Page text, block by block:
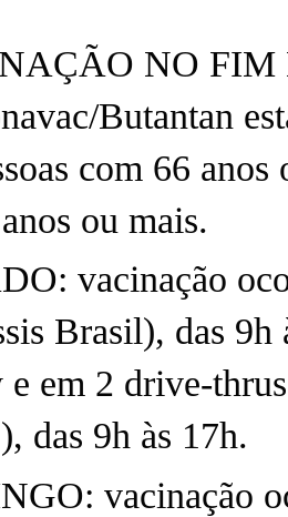
NO FIM
Butantan
com 66
ou mais.
vacinação
Brasil), das 9h
e em 2 drive-
das 9h às 17h.
vacinação